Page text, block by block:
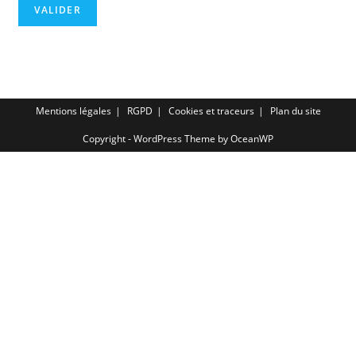
Mentions légales RGPD Cookies et traceurs Plan du site
Copyright - WordPress Theme by OceanWP